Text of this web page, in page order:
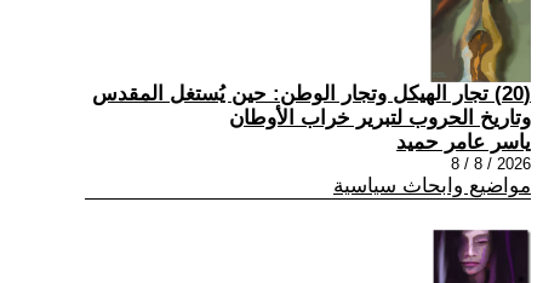
(20) تجار الهيكل وتجار الوطن: حين يُستغل المقدس
وتاريخ الحروب لتبرير خراب الأوطان
ياسر عامر حميد
2026 / 8 / 8
مواضيع وابحاث سياسية